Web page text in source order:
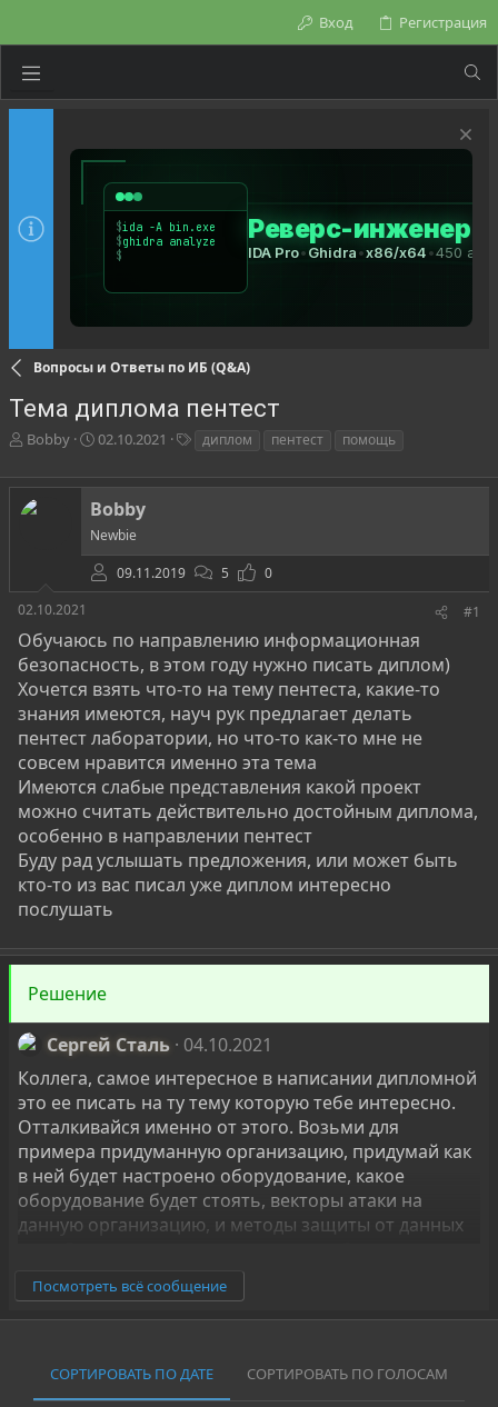
Вход Регистрация
Вопросы и Ответы по ИБ (Q&A)
Тема диплома пентест
А
т
о
р
ы
Bobby
Д
т
а
н
а
ч
а
л
02.10.2021
г
диплом пентест помощь
Bobby
Newbie
09.11.2019
5
0
02.10.2021
#1
Обучаюсь по направлению информационная
безопасность, в этом году нужно писать диплом)
Хочется взять что-то на тему пентеста, какие-то
знания имеются, науч рук предлагает делать
пентест лаборатории, но что-то как-то мне не
совсем нравится именно эта тема
Имеются слабые представления какой проект
можно считать действительно достойным диплома,
особенно в направлении пентест
Буду рад услышать предложения, или может быть
кто-то из вас писал уже диплом интересно
послушать
Решение
Сергей Сталь 04.10.2021
Коллега, самое интересное в написании дипломной
это ее писать на ту тему которую тебе интересно.
Отталкивайся именно от этого. Возьми для
примера придуманную организацию, придумай как
в ней будет настроено оборудование, какое
оборудование будет стоять, векторы атаки на
данную организацию, и методы защиты от данных
использовать на будущей работе.
Например:
Назовем ее "Навоз всем!"
Посмотреть всё сообщение
СОРТИРОВАТЬ ПО ДАТЕ СОРТИРОВАТЬ ПО ГОЛОСАМ